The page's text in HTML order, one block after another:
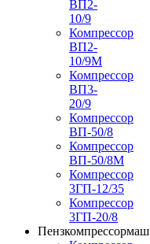
ВП2-
10/9
Компрессор
ВП2-
10/9М
Компрессор
ВП3-
20/9
Компрессор
ВП-50/8
Компрессор
ВП-50/8М
Компрессор
3ГП-12/35
Компрессор
3ГП-20/8
Пензкомпрессормаш